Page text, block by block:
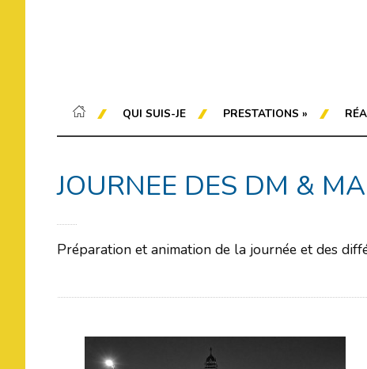
QUI SUIS-JE PRESTATIONS »
JOURNEE DES DM &
Préparation et animation de la journée et des